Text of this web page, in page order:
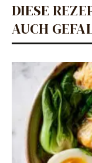
DIESE
AUCH